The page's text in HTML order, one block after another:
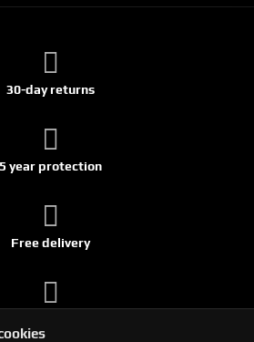
30-day returns
5 year protection
Free delivery